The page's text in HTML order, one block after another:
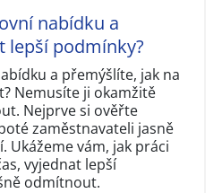
nabídku a
lepší podmínky?
a přemýšlíte, jak na
Nemusíte ji okamžitě
Nejprve si ověřte
zaměstnavateli jasně
Ukážeme vám, jak práci
vyjednat lepší
odmítnout.